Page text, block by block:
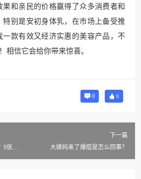
和亲民的价格赢得了众多消费者和
特别是安初身体乳，在市场上备受推
一款有效又经济实惠的美容产品，不
相信它会给你带来惊喜。
0 0
9张图
下一篇
大姨妈来了爆痘是怎么回事？